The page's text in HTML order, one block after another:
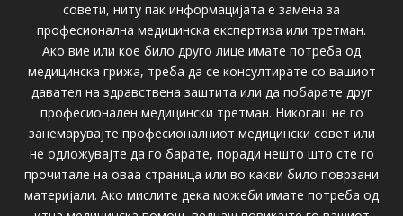
совети, ниту пак информацијата е замена за
професионална медицинска експертиза или третман.
Ако вие или кое било друго лице имате потреба од
медицинска грижа, треба да се консултирате со вашиот
давател на здравствена заштита или да побарате друг
професионален медицински третман. Никогаш не го
занемарувајте професионалниот медицински совет или
не одложувајте да го барате, поради нешто што сте го
прочитале на оваа страница или во какви било поврзани
материјали. Ако мислите дека можеби имате потреба од